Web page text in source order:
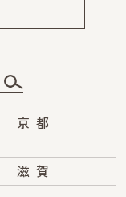
京都
滋賀